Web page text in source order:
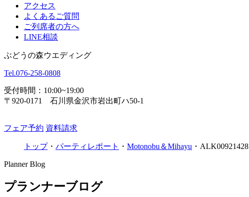
アクセス
よくあるご質問
ご列席者の方へ
LINE相談
ぶどうの森ウエディング
Tel.076-258-0808
受付時間：10:00~19:00
〒920-0171 石川県金沢市岩出町ハ50-1
フェア予約 資料請求
トップ・ パーティレポート ・ Motonobu＆Mihayu ・ ALK00921428
Planner Blog
プランナーブログ